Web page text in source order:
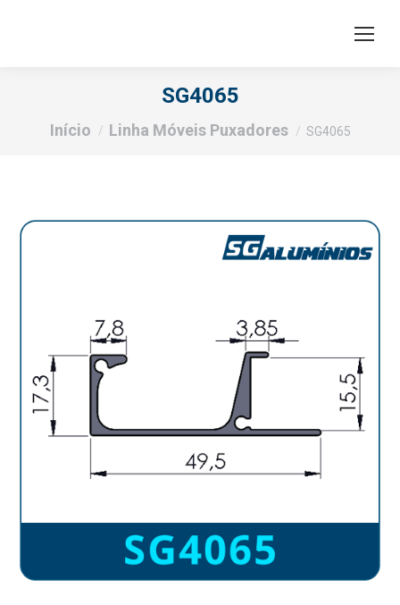
SG4065
Você está aqui:
Início Linha Móveis Puxadores SG4065